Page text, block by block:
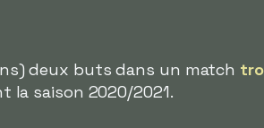
deux buts dans un match
la saison 2020/2021.